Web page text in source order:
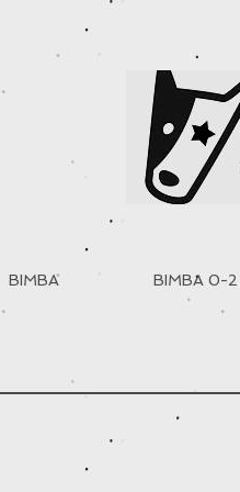
BIMBA BIMBA 0-2